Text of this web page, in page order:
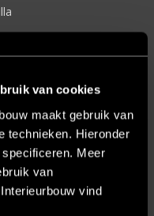
van cookies
maakt gebruik van
technieken. Hieronder
Meer
van
vind